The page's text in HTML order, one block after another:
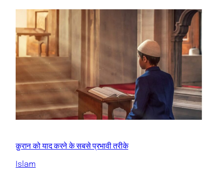
क़ुरान को याद करने के सबसे प्रभावी तरीके
Islam